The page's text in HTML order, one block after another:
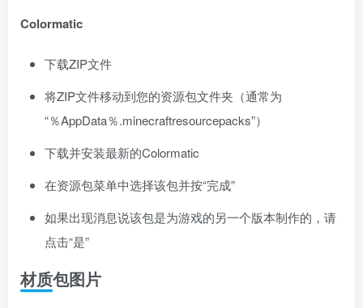
Colormatic
下载ZIP文件
将ZIP文件移动到您的资源包文件夹（通常为
“％AppData％.minecraftresourcepacks”）
下载并安装最新的Colormatic
在资源包菜单中选择该包并按“完成”
如果出现消息说该包是为游戏的另一个版本制作的，请
点击“是”
材质包图片